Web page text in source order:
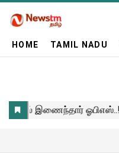
HOME TAMIL NADU